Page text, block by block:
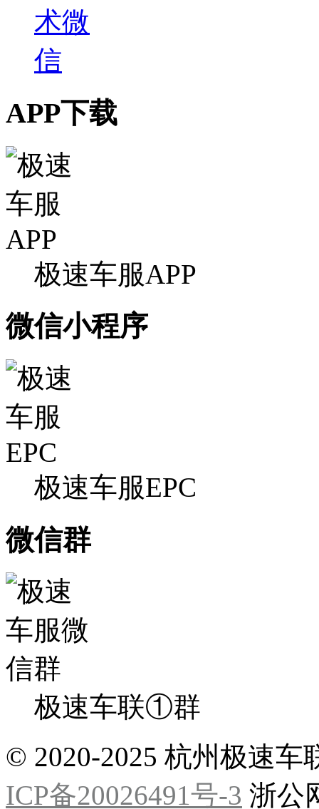
APP下载
极速车服APP
微信小程序
极速车服EPC
微信群
极速车联①群
© 2020-2025 杭州极速
ICP备20026491号-3 浙公